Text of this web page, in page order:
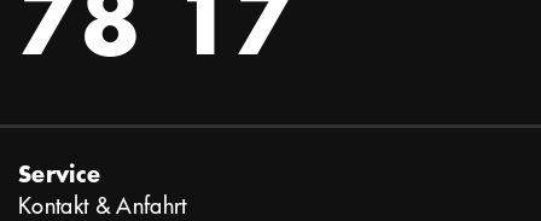
Service
Kontakt & Anfahrt